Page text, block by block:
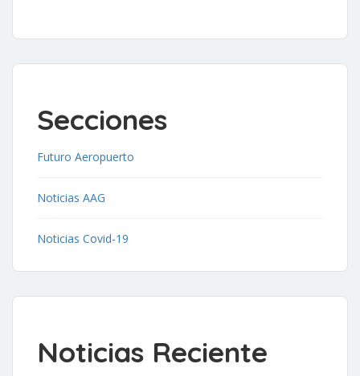
Secciones
Futuro Aeropuerto
Noticias AAG
Noticias Covid-19
Noticias Reciente